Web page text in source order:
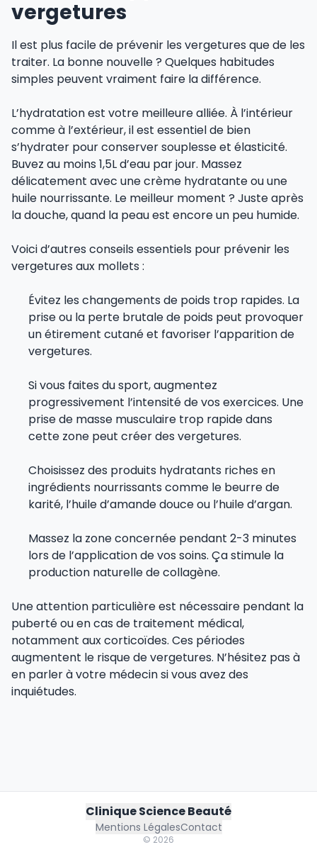
vergetures
Il est plus facile de prévenir les vergetures que de les
traiter. La bonne nouvelle ? Quelques habitudes
simples peuvent vraiment faire la différence.
L’hydratation est votre meilleure alliée. À l’intérieur
comme à l’extérieur, il est essentiel de bien
s’hydrater pour conserver souplesse et élasticité.
Buvez au moins 1,5L d’eau par jour. Massez
délicatement avec une crème hydratante ou une
huile nourrissante. Le meilleur moment ? Juste après
la douche, quand la peau est encore un peu humide.
Voici d’autres conseils essentiels pour prévenir les
vergetures aux mollets :
Évitez les changements de poids trop rapides. La
prise ou la perte brutale de poids peut provoquer
un étirement cutané et favoriser l’apparition de
vergetures.
Si vous faites du sport, augmentez
progressivement l’intensité de vos exercices. Une
prise de masse musculaire trop rapide dans
cette zone peut créer des vergetures.
Choisissez des produits hydratants riches en
ingrédients nourrissants comme le beurre de
karité, l’huile d’amande douce ou l’huile d’argan.
Massez la zone concernée pendant 2-3 minutes
lors de l’application de vos soins. Ça stimule la
production naturelle de collagène.
Une attention particulière est nécessaire pendant la
puberté ou en cas de traitement médical,
notamment aux corticoïdes. Ces périodes
augmentent le risque de vergetures. N’hésitez pas à
en parler à votre médecin si vous avez des
inquiétudes.
Clinique Science Beauté
Mentions LégalesContact
© 2026